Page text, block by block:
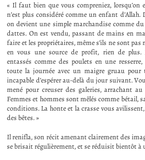
« Il faut bien que vous compreniez, lorsqu’on
n’est plus considéré comme un enfant d’Allah.
on devient une simple marchandise comme
dattes. On est vendu, passant de mains en
faire et les propriétaires, même s’ils ne sont
en vous une source de profit, rien de plus.
entassés comme des poulets en une
toute la journée avec un maigre gruau
incapable d’espérer au-delà du jour suivant.
mené pour creuser des galeries, arrachant au
Femmes et hommes sont mêlés comme bétail,
conditions. La honte et la crasse vous
des bêtes. »
Il renifla, son récit amenant clairement des
se brisait régulièrement, et se réduisit bientôt à